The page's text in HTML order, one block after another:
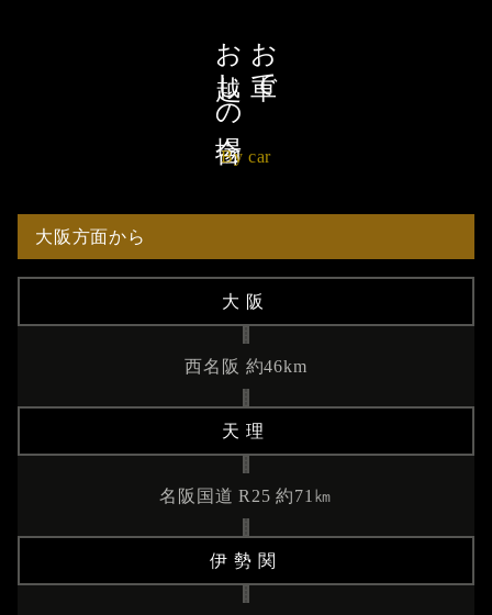
お車で
お越しの場合
By car
大阪方面から
大阪
西名阪 約46km
天理
名阪国道 R25 約71㎞
伊勢関